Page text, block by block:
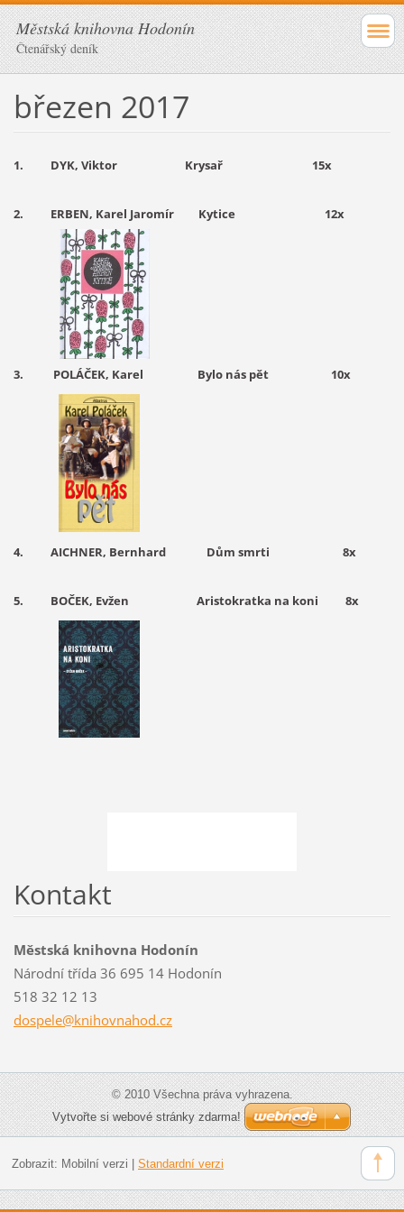
Městská knihovna Hodonín
Čtenářský deník
březen 2017
1. DYK, Viktor Krysař 15x
2. ERBEN, Karel Jaromír Kytice 12x
3. POLÁČEK, Karel Bylo nás pět 10x
4. AICHNER, Bernhard Dům smrti 8x
5. BOČEK, Evžen Aristokratka na koni 8x
Kontakt
Městská knihovna Hodonín
Národní třída 36 695 14 Hodonín
518 32 12 13
dospele@knihovnahod.cz
© 2010 Všechna práva vyhrazena.
Vytvořte si webové stránky zdarma!
Zobrazit: Mobilní verzi Standardní verzi